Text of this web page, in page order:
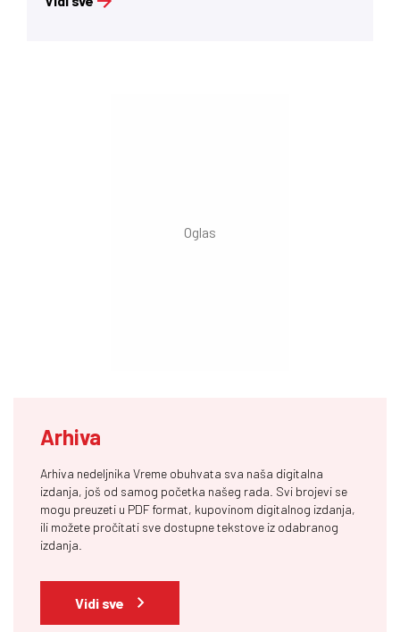
Arhiva
Arhiva nedeljnika Vreme obuhvata sva naša digitalna
izdanja, još od samog početka našeg rada. Svi brojevi se
mogu preuzeti u PDF format, kupovinom digitalnog izdanja,
ili možete pročitati sve dostupne tekstove iz odabranog
izdanja.
Vidi sve